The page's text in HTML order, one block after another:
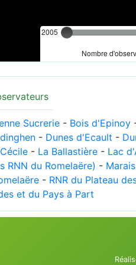
2005
Nombre
Sucrerie - Bois d'Epinoy
- Dunes d'Ecault -
- La Ballastière - Lac
RNN du Romelaëre) -
- RNR du Plateau
et du Pays à Part